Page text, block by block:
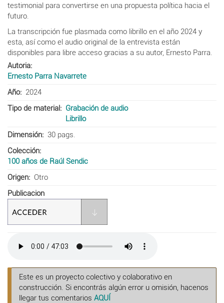
testimonial para convertirse en una propuesta política hacia el
futuro.
La transcripción fue plasmada como librillo en el año 2024 y
esta, así como el audio original de la entrevista están
disponibles para libre acceso gracias a su autor, Ernesto Parra.
Autoria
Ernesto Parra Navarrete
Año
2024
Tipo de material
Grabación de audio
Librillo
Dimensión
30 pags.
Colección
100 años de Raúl Sendic
Origen
Otro
Publicacion
Este es un proyecto colectivo y colaborativo en
construcción. Si encontrás algún error u omisión, hacenos
llegar tus comentarios AQUÍ